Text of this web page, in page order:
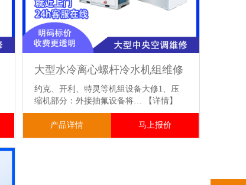
大型水冷离心螺杆冷水机组维修
约克、开利、特灵等机组设备大修1、压
缩机部分：外接抽氟设备将…
【详情】
产品详情 马上报价